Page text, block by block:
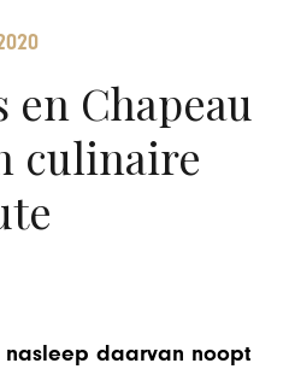
en Chapeau
culinaire
nasleep daarvan noopt